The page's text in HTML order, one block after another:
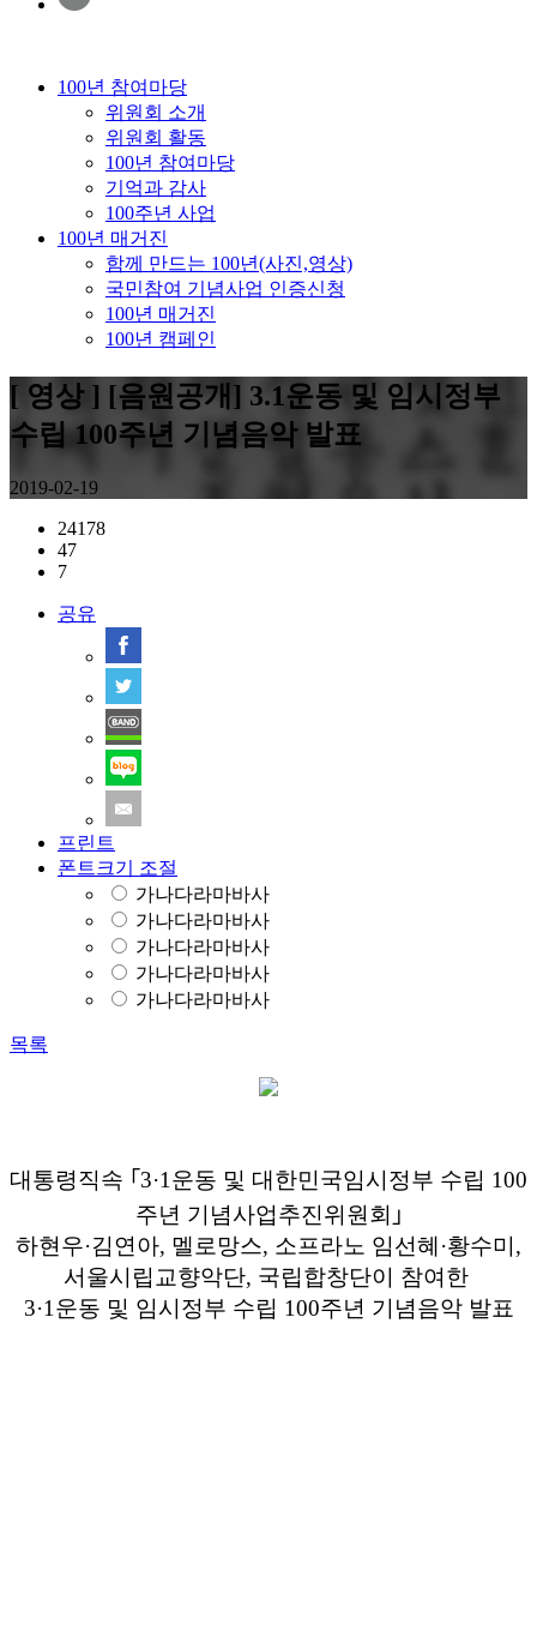
100년 참여마당
위원회 소개
위원회 활동
100년 참여마당
기억과 감사
100주년 사업
100년 매거진
함께 만드는 100년(사진,영상)
국민참여 기념사업 인증신청
100년 매거진
100년 캠페인
[ 영상 ] [음원공개] 3.1운동 및 임시정부
수립 100주년 기념음악 발표
2019-02-19
24178
47
7
공유
프린트
폰트크기 조절
가나다라마바사
가나다라마바사
가나다라마바사
가나다라마바사
가나다라마바사
목록
대통령직속 ｢3·1운동 및 대한민국임시정부 수립 100
주년 기념사업추진위원회｣
하현우·김연아, 멜로망스, 소프라노 임선혜 ·황수미,
서울시립교향악단, 국립합창단이 참여한
3·1운동 및 임시정부 수립 100주년 기념음악 발표